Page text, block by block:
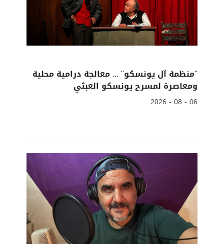
"منظمة آل يونسكو" ... معالجة درامية محلية
ومعاصرة لمسرح يونسكو العبثي
06 - 08 - 2026